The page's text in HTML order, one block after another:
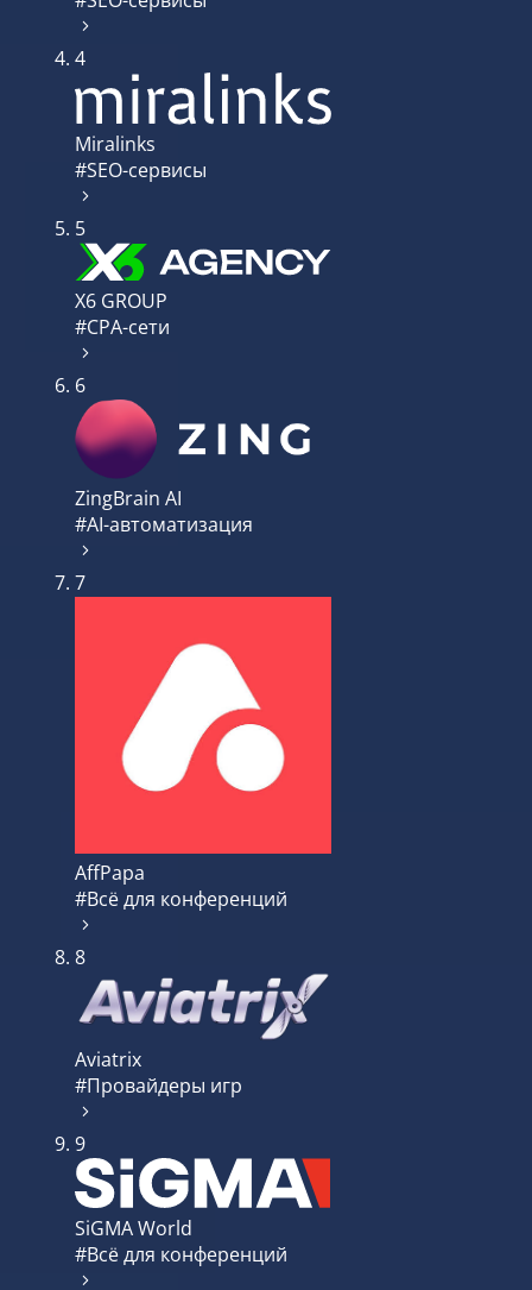
4
Miralinks
#SEO-сервисы
5
X6 GROUP
#CPA-сети
6
ZingBrain AI
#AI-автоматизация
7
AffPapa
#Всё для конференций
8
Aviatrix
#Провайдеры игр
9
SiGMA World
#Всё для конференций